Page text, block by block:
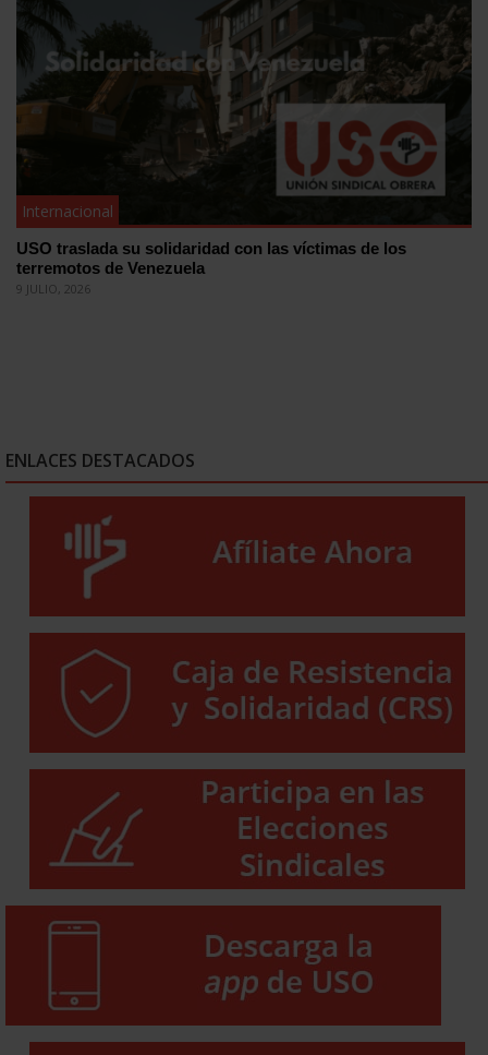
Internacional
USO traslada su solidaridad con las víctimas de los
terremotos de Venezuela
9 JULIO, 2026
ENLACES DESTACADOS